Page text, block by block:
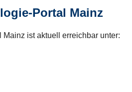
Portal Mainz
ist aktuell erreichbar unter: